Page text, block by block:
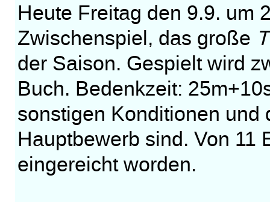
Heute Freitag den 9.9. um
Zwischenspiel, das große
der Saison. Gespielt wird
Buch. Bedenkzeit:
sonstigen Konditionen und
Hauptbewerb sind. Von 11
eingereicht worden.